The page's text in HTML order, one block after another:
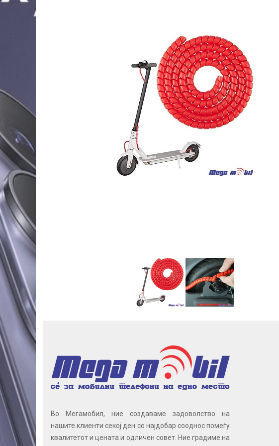
Во Мегамобил, ние создаваме задоволство на
нашите клиенти секој ден со најдобар сооднос помеѓу
квалитетот и цената и одличен совет. Ние градиме на